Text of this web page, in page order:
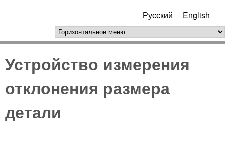
Русский English
горизонтальное меню
Устройство измерения
отклонения размера
детали